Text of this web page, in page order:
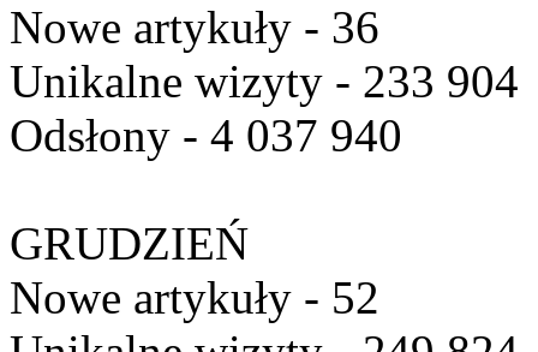
Nowe artykuły - 36
Unikalne wizyty - 233 904
Odsłony - 4 037 940
GRUDZIEŃ
Nowe artykuły - 52